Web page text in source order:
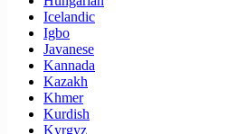
Icelandic
Igbo
Javanese
Kannada
Kazakh
Khmer
Kurdish
Kyrgyz